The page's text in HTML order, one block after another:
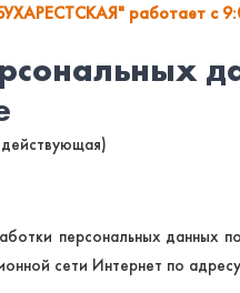
работает с
персональных данных
сети Интернет по